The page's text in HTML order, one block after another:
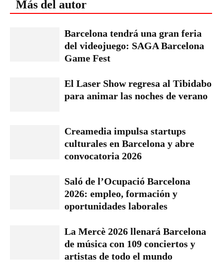
Más del autor
Barcelona tendrá una gran feria
del videojuego: SAGA Barcelona
Game Fest
El Laser Show regresa al Tibidabo
para animar las noches de verano
Creamedia impulsa startups
culturales en Barcelona y abre
convocatoria 2026
Saló de l’Ocupació Barcelona
2026: empleo, formación y
oportunidades laborales
La Mercè 2026 llenará Barcelona
de música con 109 conciertos y
artistas de todo el mundo